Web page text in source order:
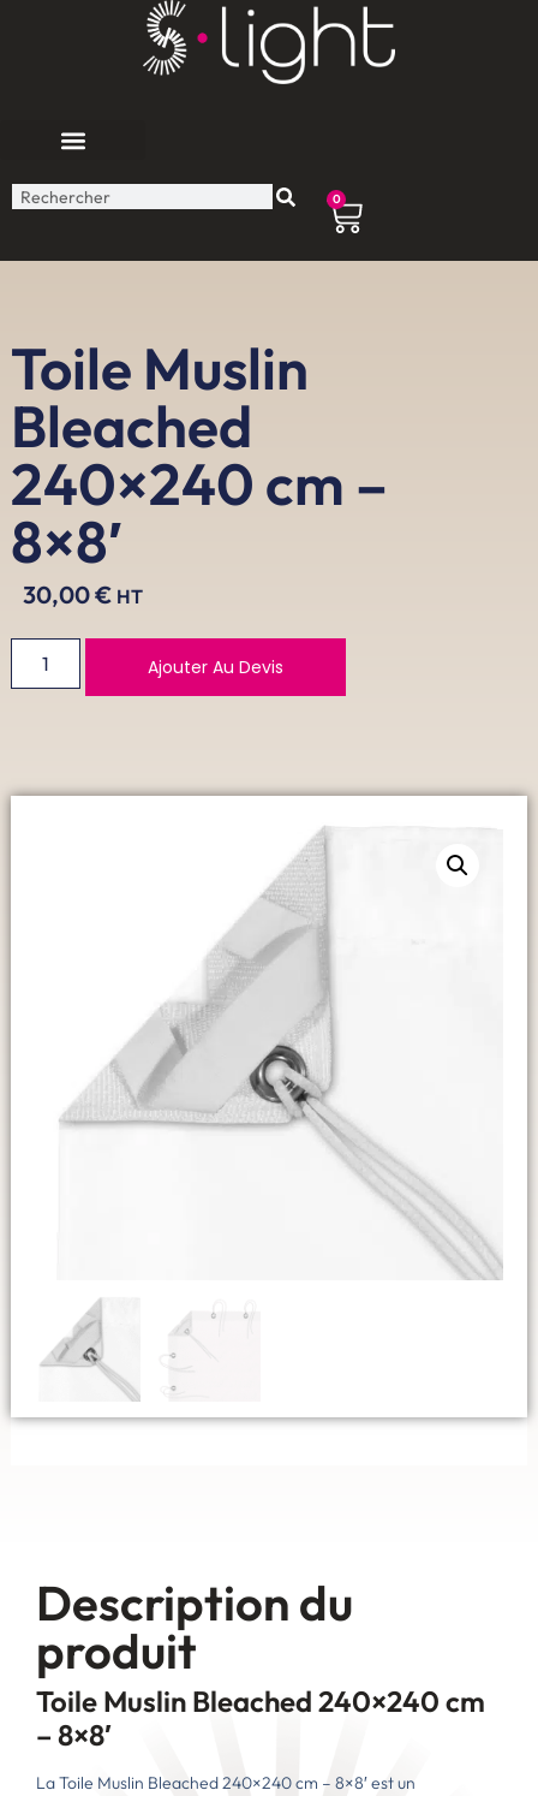
0
Toile Muslin
Bleached
240×240 cm –
8×8′
30,00€ HT
Ajouter Au Devis
Description du
produit
Toile Muslin Bleached 240×240 cm
– 8×8′
La Toile Muslin Bleached 240×240 cm – 8×8′ est un